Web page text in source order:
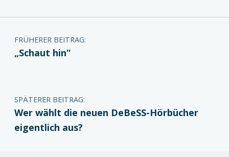
Beitragsnavigation
FRÜHERER BEITRAG:
„Schaut hin“
SPÄTERER BEITRAG:
Wer wählt die neuen DeBeSS-Hörbücher
eigentlich aus?